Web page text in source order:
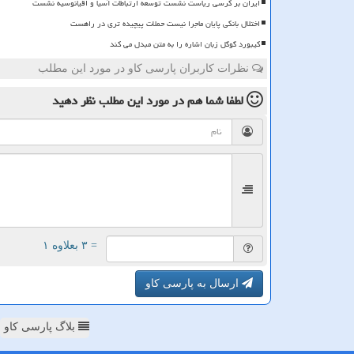
اختلال بانکی پایان ماجرا نیست حملات پیچیده تری در راهست
کیبورد گوگل زبان اشاره را به متن مبدل می کند
نظرات کاربران پارسی کاو در مورد این مطلب
لطفا شما همدر مورد این مطلبنظر دهید
= ۳ بعلاوه ۱
ارسال به پارسی کاو
بلاگ پارسی کاو